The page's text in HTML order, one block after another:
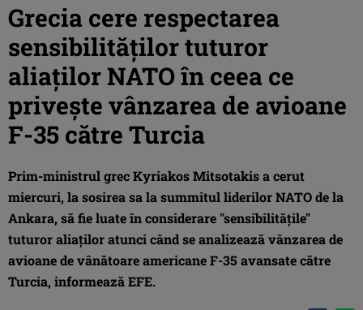
Grecia cere respectarea
sensibilităţilor tuturor
aliaţilor NATO în ceea ce
priveşte vânzarea de avioane
F-35 către Turcia
Prim-ministrul grec Kyriakos Mitsotakis a cerut
miercuri, la sosirea sa la summitul liderilor NATO de la
Ankara, să fie luate în considerare "sensibilităţile"
tuturor aliaţilor atunci când se analizează vânzarea de
avioane de vânătoare americane F-35 avansate către
Turcia, informează EFE.